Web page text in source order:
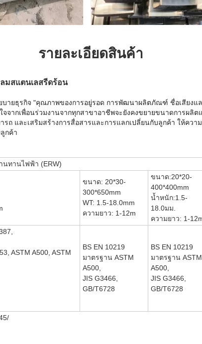
รายละเอียดสินค้า
มสแตนเลสรีดร้อน
ายธุรกิจ "คุณภาพของการอยู่รอด การพัฒนาผลิตภัณฑ์ ชื่อเสียงแล
จากเพื่อนร่วมงานจากทุกสาขาอาชีพจะยังคงขยายขนาดการผลิต
ถ และเสริมสร้างการสื่อสารและการแลกเปลี่ยนกับลูกค้า ให้ควา
กค้า
นทานไฟฟ้า (ERW)
ขนาด: 20*30-
300*650mm
WT: 1.5-18.0mm
ความยาว: 1-12m
ขนาด:20*20-
400*400mm
น้ำหนัก:1.5-
18.0มม.
ความยาว: 1-
ASTM A500, ASTM
BS EN 10219
มาตรฐาน ASTM
A500,
JIS G3466,
GB/T6728
BS EN 10219
มาตรฐาน ASTM
A500,
JIS G3466,
GB/T6728